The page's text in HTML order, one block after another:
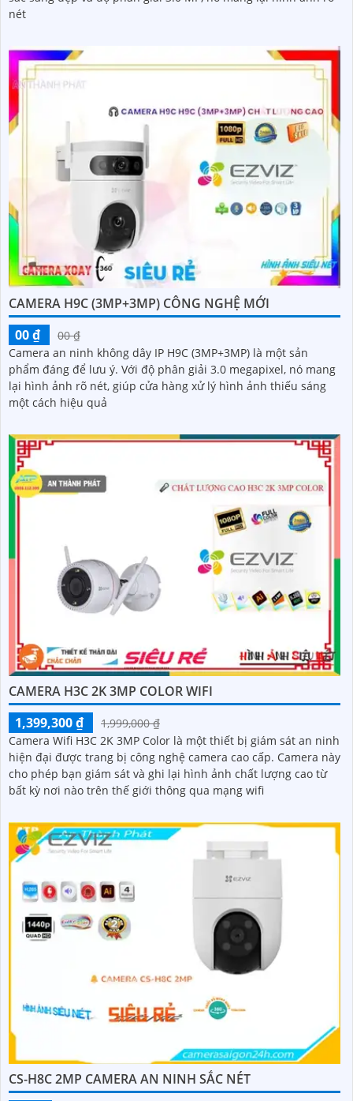
nét
CAMERA H9C (3MP+3MP) CÔNG NGHỆ MỚI
00 ₫
00 ₫
Camera an ninh không dây IP H9C (3MP+3MP) là một sản
phẩm đáng để lưu ý. Với độ phân giải 3.0 megapixel, nó mang
lại hình ảnh rõ nét, giúp cửa hàng xử lý hình ảnh thiếu sáng
một cách hiệu quả
CAMERA H3C 2K 3MP COLOR WIFI
1,399,300 ₫
1,999,000 ₫
Camera Wifi H3C 2K 3MP Color là một thiết bị giám sát an ninh
hiện đại được trang bị công nghệ camera cao cấp. Camera này
cho phép bạn giám sát và ghi lại hình ảnh chất lượng cao từ
bất kỳ nơi nào trên thế giới thông qua mạng wifi
CS-H8C 2MP CAMERA AN NINH SẮC NÉT